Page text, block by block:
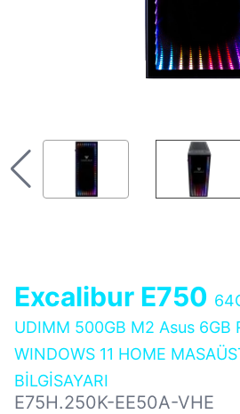
Excalibur E750
UDIMM 500GB M2 Asus 6GB
WINDOWS 11 HOME
BİLGİSAYARI
E75H.250K-EE50A-VHE